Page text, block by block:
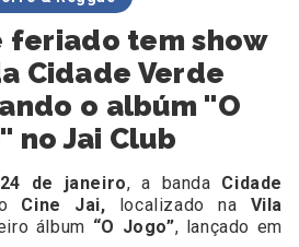
feriado tem show
Cidade Verde
o albúm "O
no Jai Club
de janeiro, a banda Cidade
Cine Jai, localizado na Vila
álbum “O Jogo”, lançado em